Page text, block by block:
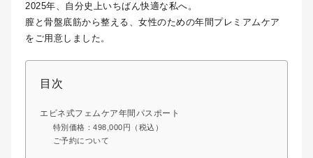
2025年、自分史上いちばん快適な私へ。
膣と骨盤底筋から整える、女性のための年間プレミアムケア
をご用意しました。
目次
エビネ式フェムケア年間パスポート
特別価格：498,000円（税込）
ご予約について